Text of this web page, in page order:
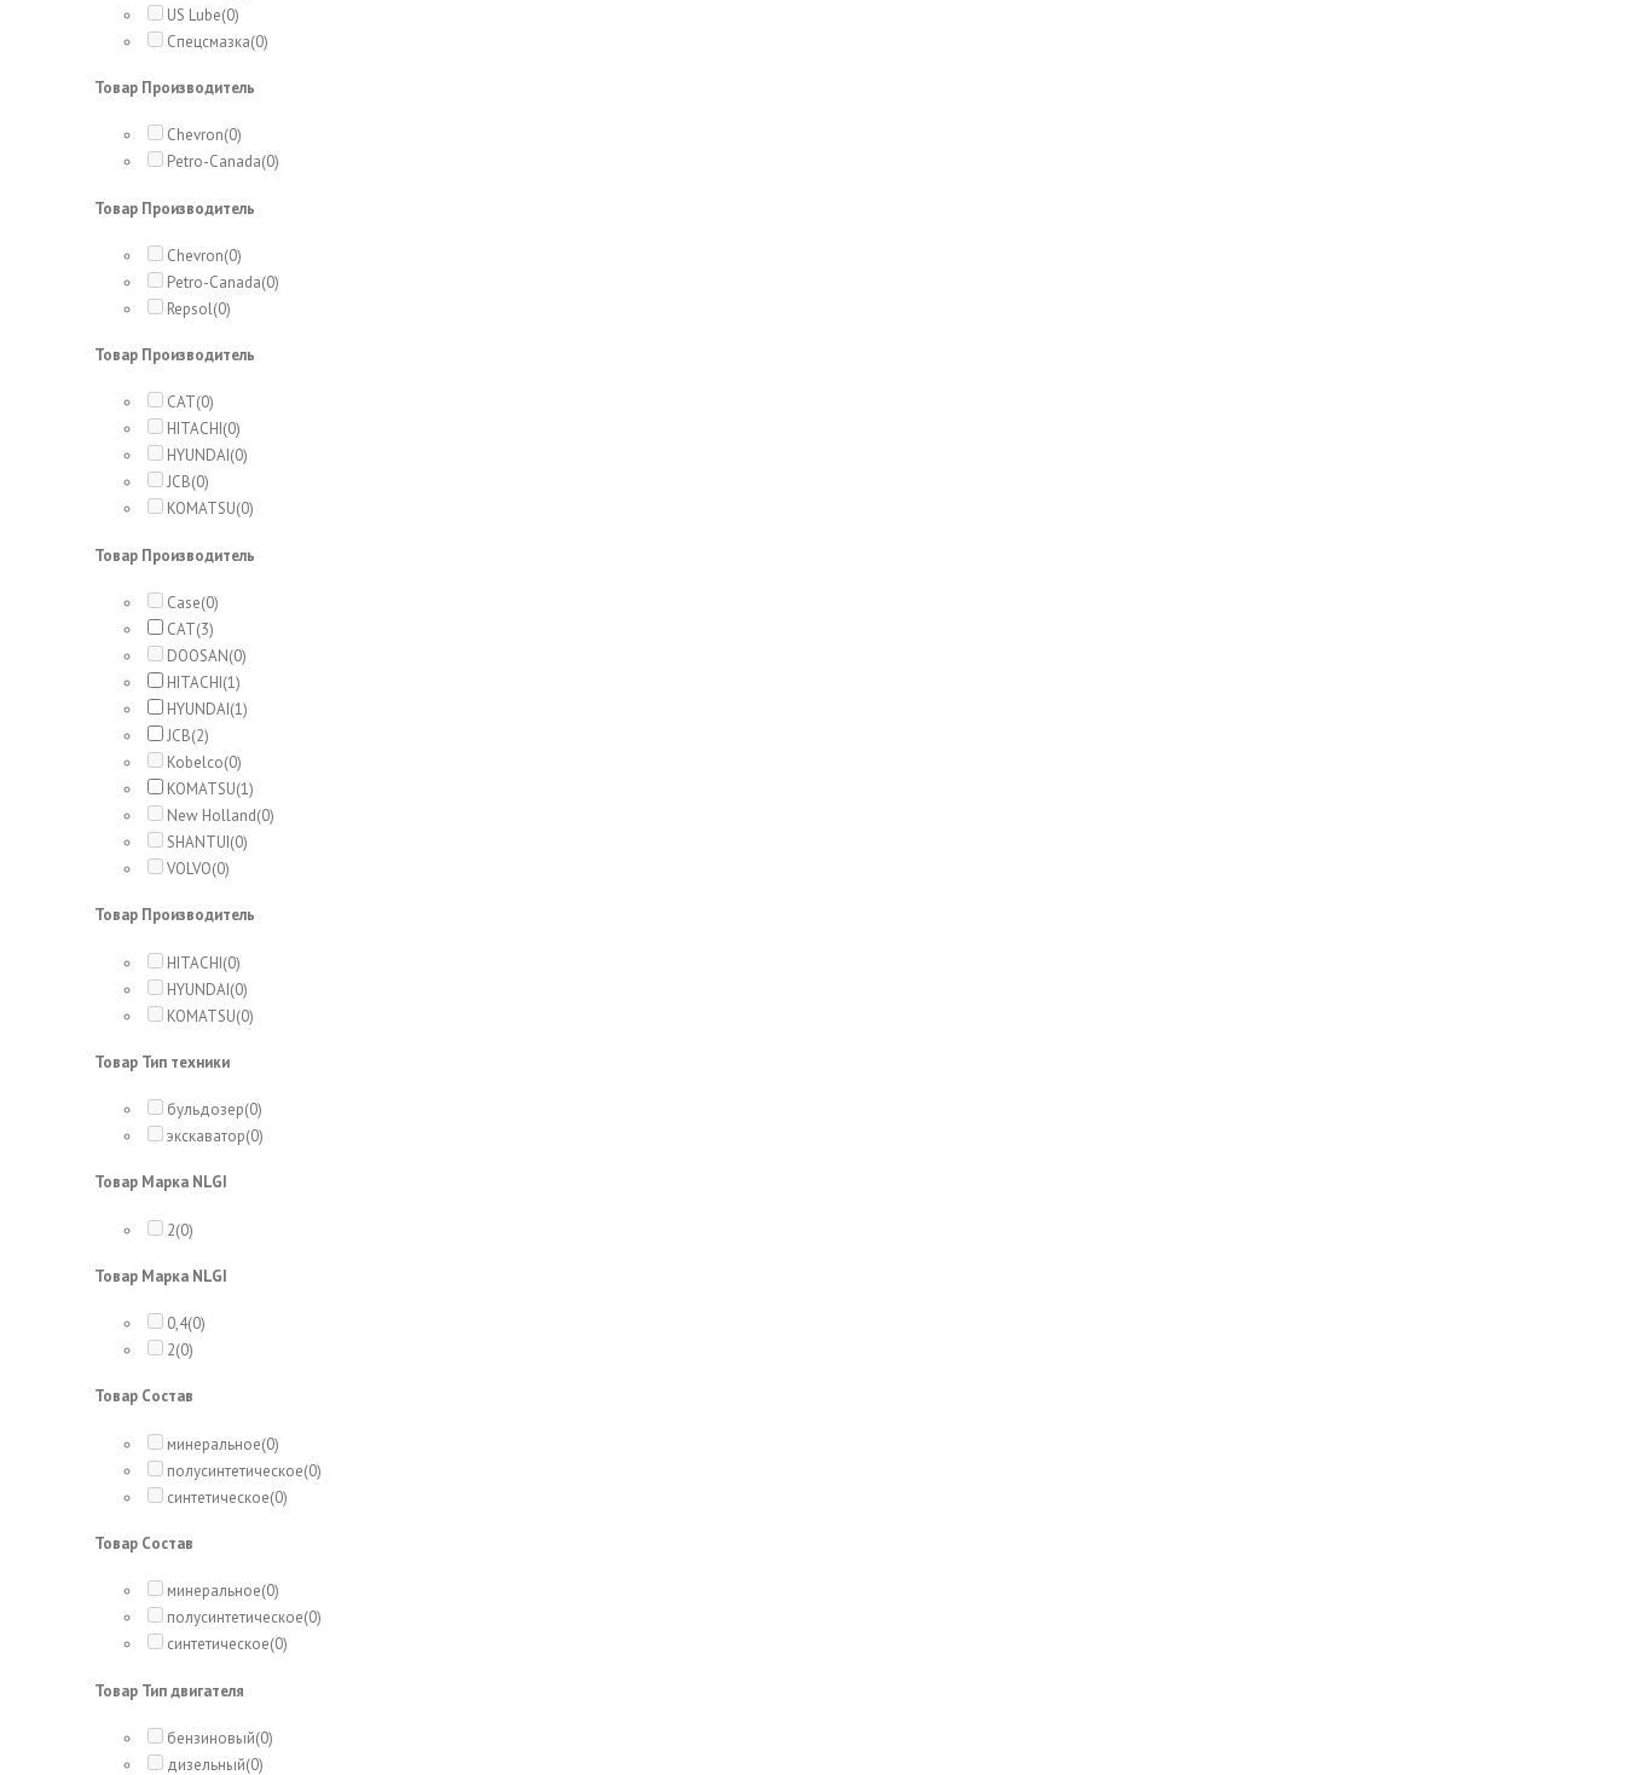
US Lube(0)
Спецсмазка(0)
Товар Производитель
Chevron(0)
Petro-Canada(0)
Товар Производитель
Chevron(0)
Petro-Canada(0)
Repsol(0)
Товар Производитель
CAT(0)
HITACHI(0)
HYUNDAI(0)
JCB(0)
KOMATSU(0)
Товар Производитель
Case(0)
CAT(3)
DOOSAN(0)
HITACHI(1)
HYUNDAI(1)
JCB(2)
Kobelco(0)
KOMATSU(1)
New Holland(0)
SHANTUI(0)
VOLVO(0)
Товар Производитель
HITACHI(0)
HYUNDAI(0)
KOMATSU(0)
Товар Тип техники
бульдозер(0)
экскаватор(0)
Товар Марка NLGI
2(0)
Товар Марка NLGI
0,4(0)
2(0)
Товар Состав
минеральное(0)
полусинтетическое(0)
синтетическое(0)
Товар Состав
минеральное(0)
полусинтетическое(0)
синтетическое(0)
Товар Тип двигателя
бензиновый(0)
дизельный(0)